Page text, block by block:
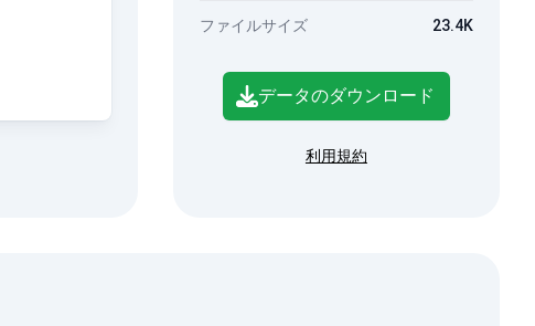
ファイルサイズ 23.4K
データのダウンロード
利用規約